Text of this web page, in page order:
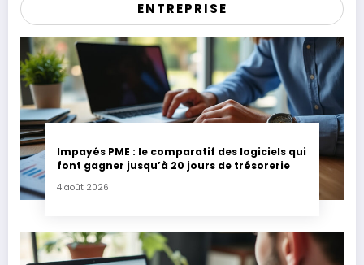
ENTREPRISE
Impayés PME : le comparatif des logiciels qui
font gagner jusqu’à 20 jours de trésorerie
4 août 2026